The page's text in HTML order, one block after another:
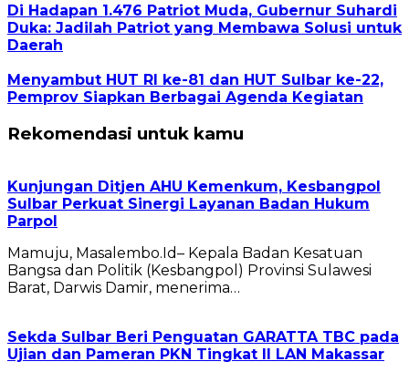
Di Hadapan 1.476 Patriot Muda, Gubernur Suhardi
Duka: Jadilah Patriot yang Membawa Solusi untuk
Daerah
Menyambut HUT RI ke-81 dan HUT Sulbar ke-22,
Pemprov Siapkan Berbagai Agenda Kegiatan
Rekomendasi untuk kamu
Kunjungan Ditjen AHU Kemenkum, Kesbangpol
Sulbar Perkuat Sinergi Layanan Badan Hukum
Parpol
Mamuju, Masalembo.Id– Kepala Badan Kesatuan
Bangsa dan Politik (Kesbangpol) Provinsi Sulawesi
Barat, Darwis Damir, menerima…
Sekda Sulbar Beri Penguatan GARATTA TBC pada
Ujian dan Pameran PKN Tingkat II LAN Makassar